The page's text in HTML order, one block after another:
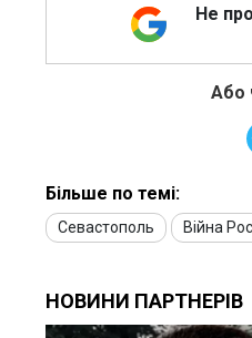
Не
Або
Більше по темі:
Севастополь Війна